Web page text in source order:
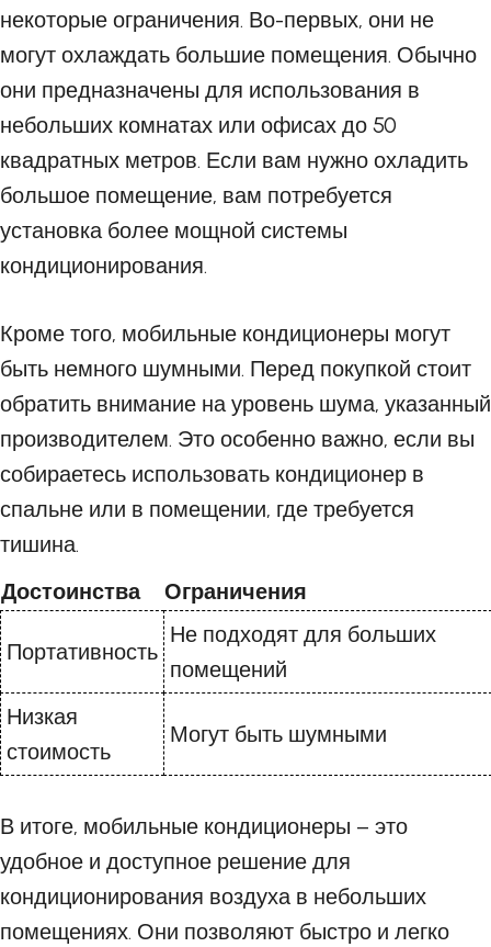
некоторые ограничения. Во-первых, они не
могут охлаждать большие помещения. Обычно
они предназначены для использования в
небольших комнатах или офисах до 50
квадратных метров. Если вам нужно охладить
большое помещение, вам потребуется
установка более мощной системы
кондиционирования.
Кроме того, мобильные кондиционеры могут
быть немного шумными. Перед покупкой стоит
обратить внимание на уровень шума, указанный
производителем. Это особенно важно, если вы
собираетесь использовать кондиционер в
спальне или в помещении, где требуется
тишина.
Достоинства
Ограничения
Портативность
Не подходят для больших
помещений
Низкая
стоимость
Могут быть шумными
В итоге, мобильные кондиционеры – это
удобное и доступное решение для
кондиционирования воздуха в небольших
помещениях. Они позволяют быстро и легко